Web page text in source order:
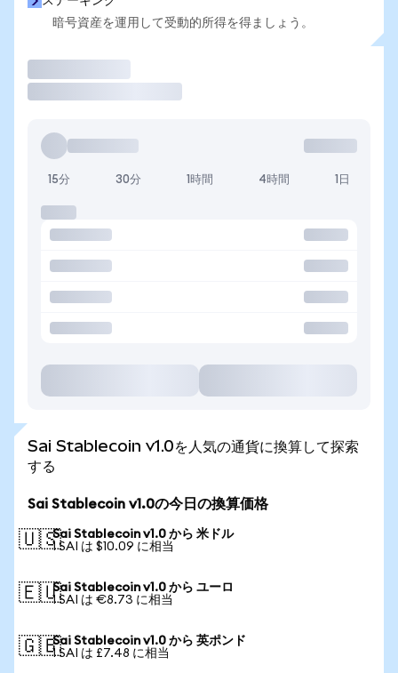
暗号資産を運用して受動的所得を得ましょう。
15分 30分 1時間 4時間 1日
Sai Stablecoin v1.0を人気の通貨に換算して探索
する
Sai Stablecoin v1.0の今日の換算価格
🇺🇸Sai Stablecoin v1.0 から 米ドル
1 SAI は $10.09 に相当
🇪🇺Sai Stablecoin v1.0 から ユーロ
1 SAI は €8.73 に相当
🇬🇧Sai Stablecoin v1.0 から 英ポンド
1 SAI は £7.48 に相当